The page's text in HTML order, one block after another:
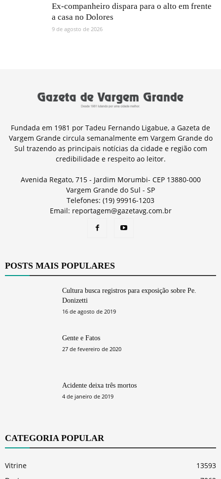
Ex-companheiro dispara para o alto em frente
a casa no Dolores
9 de agosto de 2026
Fundada em 1981 por Tadeu Fernando Ligabue, a Gazeta de
Vargem Grande circula semanalmente em Vargem Grande do
Sul trazendo as principais notícias da cidade e região com
credibilidade e respeito ao leitor.
Avenida Regato, 715 - Jardim Morumbi- CEP 13880-000
Vargem Grande do Sul - SP
Telefones: (19) 99916-1203
Email: reportagem@gazetavg.com.br
POSTS MAIS POPULARES
Cultura busca registros para exposição sobre Pe.
Donizetti
16 de agosto de 2019
Gente e Fatos
27 de fevereiro de 2020
Acidente deixa três mortos
4 de janeiro de 2019
CATEGORIA POPULAR
Vitrine
13593